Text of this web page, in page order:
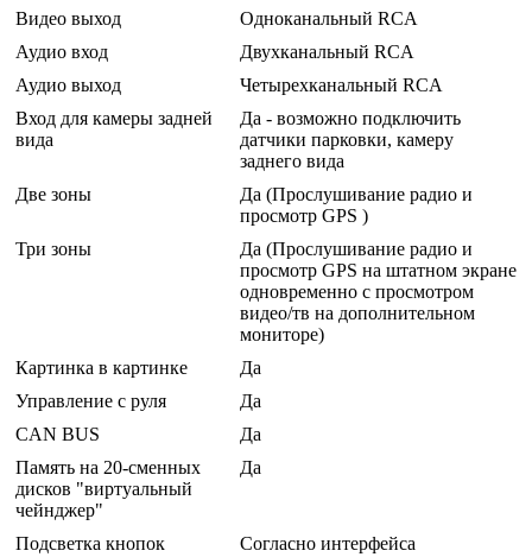
Видео выход
Одноканальный RCA
Аудио вход
Двухканальный RCA
Аудио выход
Четырехканальный RCA
Вход для камеры задней
вида
Да - возможно подключить
датчики парковки, камеру
заднего вида
Две зоны
Да (Прослушивание радио и
просмотр GPS )
Три зоны
Да (Прослушивание радио и
просмотр GPS на штатном экране
одновременно с просмотром
видео/тв на дополнительном
мониторе)
Картинка в картинке
Да
Управление с руля
Да
CAN BUS
Да
Память на 20-сменных
дисков "виртуальный
чейнджер"
Да
Подсветка кнопок Согласно интерфейса